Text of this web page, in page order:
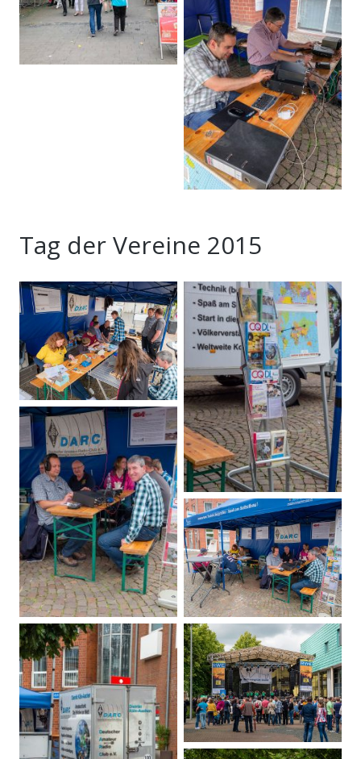
Tag der Vereine 2015